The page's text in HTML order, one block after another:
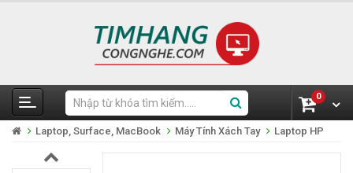
0
Laptop, Surface, MacBook Máy Tính Xách Tay Laptop HP